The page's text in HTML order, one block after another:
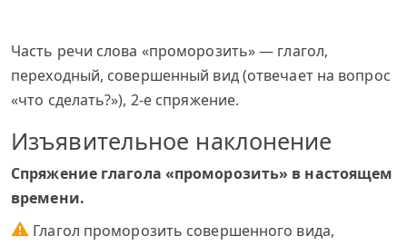
Часть речи слова «проморозить» — глагол,
переходный, совершенный вид (отвечает на вопрос
«что сделать?»), 2-е спряжение.
Изъявительное наклонение
Спряжение глагола «проморозить» в настоящем
времени.
⚠ Глагол проморозить совершенного вида,